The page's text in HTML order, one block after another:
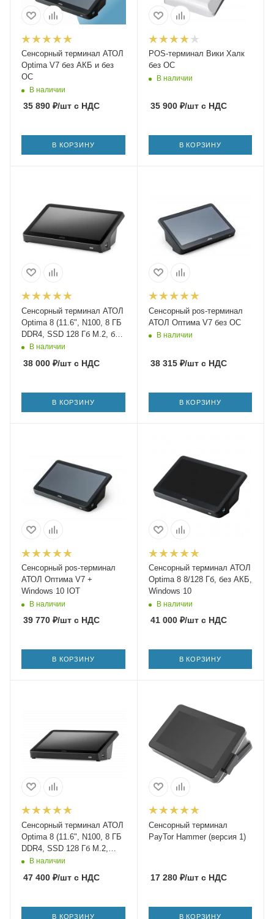
Сенсорный терминал АТОЛ
Optima V7 без АКБ и без
ОС
В наличии
35 890 ₽/шт с НДС
В КОРЗИНУ
POS-терминал Вики Халк
без ОС
В наличии
35 900₽/штс НДС
В КОРЗИНУ
Сенсорный терминал АТОЛ
Optima 8 (11.6", N100, 8 ГБ
DDR4, SSD 128 Гб M.2, без
АКБ, без ОС)
В наличии
38 000 ₽/шт с НДС
В КОРЗИНУ
Сенсорный pos-терминал
АТОЛ Оптима V7 без ОС
В наличии
38 315₽/штс НДС
В КОРЗИНУ
Сенсорный pos-терминал
АТОЛ Оптима V7 +
Windows 10 IOT
В наличии
39 770 ₽/шт с НДС
В КОРЗИНУ
Сенсорный терминал АТОЛ
Optima 8 8/128 Гб, без АКБ,
Windows 10
В наличии
41 000₽/штс НДС
В КОРЗИНУ
Сенсорный терминал АТОЛ
Optima 8 (11.6", N100, 8 ГБ
DDR4, SSD 128 Гб M.2,
АКБ, c ОС)
В наличии
47 400 ₽/шт с НДС
В КОРЗИНУ
Сенсорный терминал
PayTor Hammer (версия 1)
17 280₽/штс НДС
В КОРЗИНУ